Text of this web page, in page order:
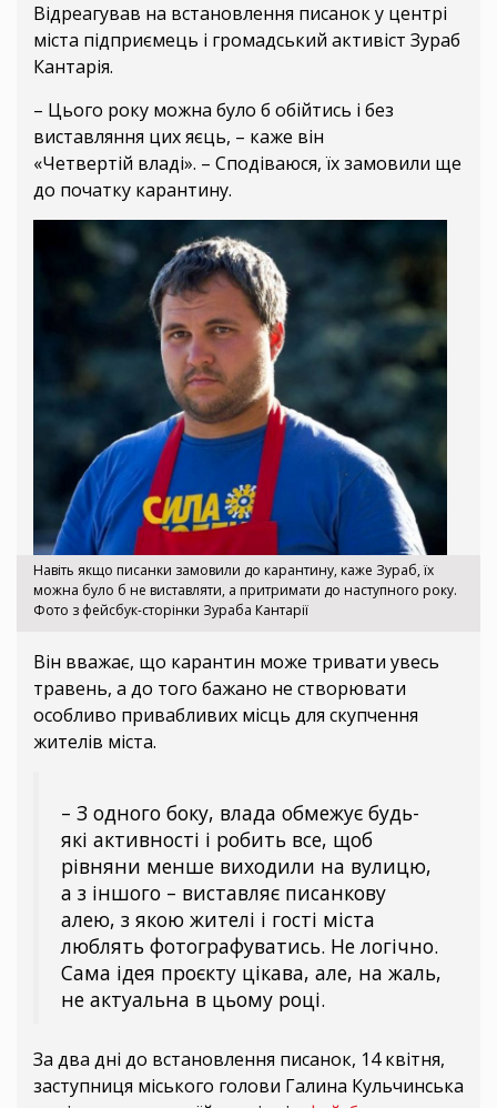
Відреагував на встановлення писанок у центрі
міста підприємець і громадський активіст Зураб
Кантарія.
– Цього року можна було б обійтись і без
виставляння цих яєць, – каже він
«Четвертій владі». – Сподіваюся, їх замовили ще
до початку карантину.
Навіть якщо писанки замовили до карантину, каже Зураб, їх
можна було б не виставляти, а притримати до наступного року.
Фото з фейсбук-сторінки Зураба Кантарії
Він вважає, що карантин може тривати увесь
травень, а до того бажано не створювати
особливо привабливих місць для скупчення
жителів міста.
– З одного боку, влада обмежує будь-
які активності і робить все, щоб
рівняни менше виходили на вулицю,
а з іншого – виставляє писанкову
алею, з якою жителі і гості міста
люблять фотографуватись. Не логічно.
Сама ідея проєкту цікава, але, на жаль,
не актуальна в цьому році.
За два дні до встановлення писанок, 14 квітня,
заступниця міського голови Галина Кульчинська